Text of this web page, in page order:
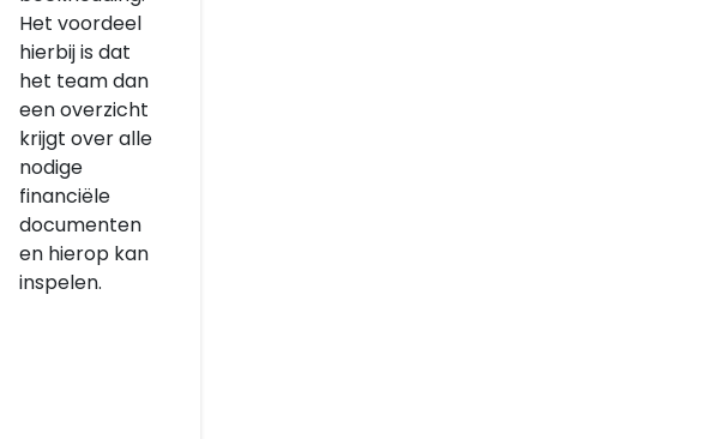
Het voordeel
hierbij is dat
het team dan
een overzicht
krijgt over alle
nodige
financiële
documenten
en hierop kan
inspelen.